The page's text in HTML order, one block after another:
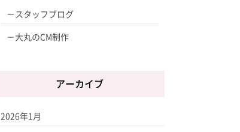
スタッフブログ
大丸のCM制作
アーカイブ
2026年1月